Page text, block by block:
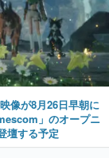
像が8月26日早朝に
」のオープニ
壇する予定